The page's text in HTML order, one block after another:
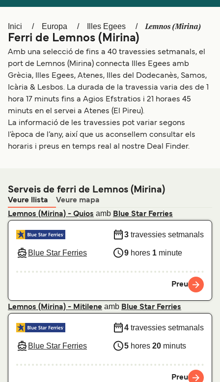
Україна Indonesia
المغرب Maroc (FR)
Inici Europa Illes Egees Lemnos (Mirina)
Ferri de Lemnos (Mirina)
Amb una selecció de fins a 40 travessies setmanals, el
port de Lemnos (Mirina) connecta Illes Egees amb
Grècia, Illes Egees, Atenes, Illes del Dodecanès, Samos,
Icària & Lesbos. La durada de la travessia varia des de 1
hora 17 minuts fins a Agios Efstratios i 21 horaes 45
minuts en el servei a Atenes (El Pireu).
La informació de les travessies pot variar segons
l’època de l’any, així que us aconsellem consultar els
horaris i preus en temps real al nostre Deal Finder.
Serveis de ferri de Lemnos (Mirina)
Veure llista
Veure mapa
Lemnos (Mirina) - Quios amb Blue Star Ferries
Blue Star Ferries
3 travessies setmanals
9 hores 1 minute
Preu
Lemnos (Mirina) - Mitilene amb Blue Star Ferries
Blue Star Ferries
4 travessies setmanals
5 hores 20 minuts
Preu